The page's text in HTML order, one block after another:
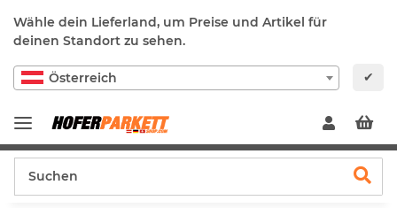
Wähle dein Lieferland, um Preise und Artikel für
deinen Standort zu sehen.
Österreich ✔